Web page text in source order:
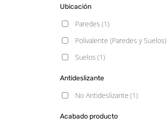
Ubicación
Paredes (1)
Polivalente (Paredes y Suelos)
Suelos (1)
Antideslizante
No Antideslizante (1)
Acabado producto